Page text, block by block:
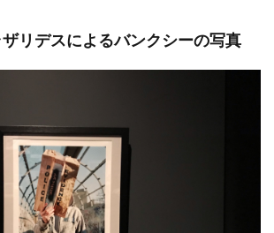
リデスによるバンクシーの写真